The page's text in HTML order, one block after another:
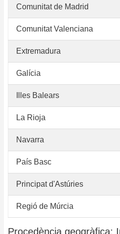
Comunitat de Madrid
Comunitat Valenciana
Extremadura
Galícia
Illes Balears
La Rioja
Navarra
País Basc
Principat d'Astúries
Regió de Múrcia
Procedència geogràfica: